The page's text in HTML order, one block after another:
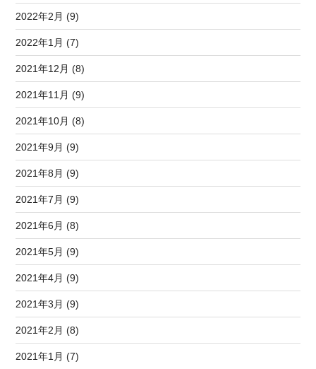
2022年2月 (9)
2022年1月 (7)
2021年12月 (8)
2021年11月 (9)
2021年10月 (8)
2021年9月 (9)
2021年8月 (9)
2021年7月 (9)
2021年6月 (8)
2021年5月 (9)
2021年4月 (9)
2021年3月 (9)
2021年2月 (8)
2021年1月 (7)